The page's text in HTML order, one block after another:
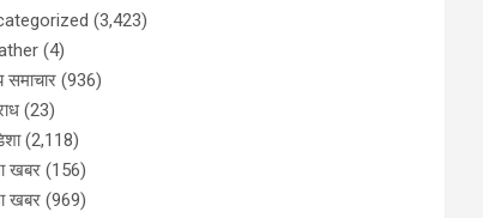
(3,423)
(4)
समाचार (936)
(23)
(2,118)
खबर (156)
खबर (969)